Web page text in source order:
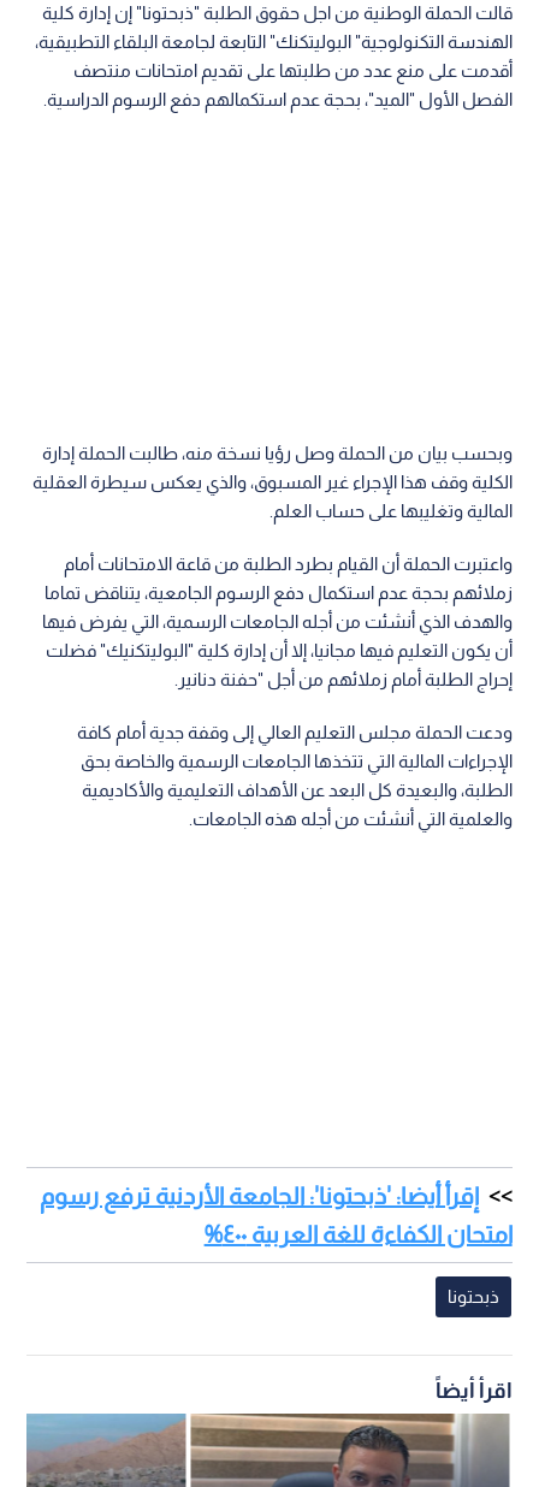
قالت الحملة الوطنية من اجل حقوق الطلبة "ذبحتونا" إن إدارة كلية
الهندسة التكنولوجية" البوليتكنك" التابعة لجامعة البلقاء التطبيقية،
أقدمت على منع عدد من طلبتها على تقديم امتحانات منتصف
الفصل الأول "الميد"، بحجة عدم استكمالهم دفع الرسوم الدراسية.
وبحسب بيان من الحملة وصل رؤيا نسخة منه، طالبت الحملة إدارة
الكلية وقف هذا الإجراء غير المسبوق، والذي يعكس سيطرة العقلية
المالية وتغليبها على حساب العلم.
واعتبرت الحملة أن القيام بطرد الطلبة من قاعة الامتحانات أمام
زملائهم بحجة عدم استكمال دفع الرسوم الجامعية، يتناقض تماما
والهدف الذي أنشئت من أجله الجامعات الرسمية، التي يفرض فيها
أن يكون التعليم فيها مجانيا، إلا أن إدارة كلية "البوليتكنيك" فضلت
إحراج الطلبة أمام زملائهم من أجل "حفنة دنانير.
ودعت الحملة مجلس التعليم العالي إلى وقفة جدية أمام كافة
الإجراءات المالية التي تتخذها الجامعات الرسمية والخاصة بحق
الطلبة، والبعيدة كل البعد عن الأهداف التعليمية والأكاديمية
والعلمية التي أنشئت من أجله هذه الجامعات.
إقرأ أيضا: 'ذبحتونا': الجامعة الأردنية ترفع رسوم
امتحان الكفاءة للغة العربية ٤٠٠%
ذبحتونا
اقرأ أيضاً